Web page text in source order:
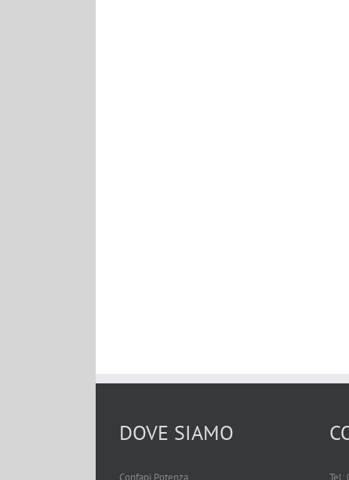
DOVE SIAMO
Confapi Potenza Tel: